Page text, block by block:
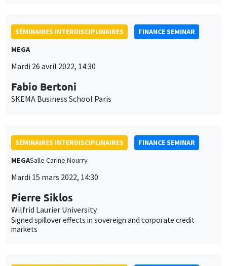
SÉMINAIRES INTERDISCIPLINAIRES
FINANCE SEMINAR
MEGA
Mardi 26 avril 2022, 14:30
Fabio Bertoni
SKEMA Business School Paris
SÉMINAIRES INTERDISCIPLINAIRES
FINANCE SEMINAR
MEGASalle Carine Nourry
Mardi 15 mars 2022, 14:30
Pierre Siklos
Wilfrid Laurier University
Signed spillover effects in sovereign and corporate credit
markets